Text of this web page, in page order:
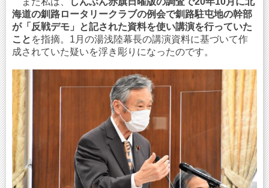
海道の釧路ロータリークラブの例会で釧路駐屯地の幹部
が「反戦デモ」と記された資料を使い講演を行っていた
こと を指摘。1月の湯浅陸幕長の講演資料に基づいて作
成されていた疑いを浮き彫りになったのです。